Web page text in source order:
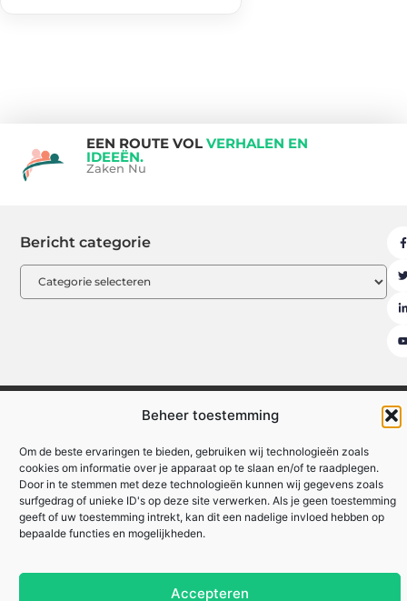
Beheer toestemming
Om de beste ervaringen te bieden, gebruiken wij technologieën zoals
cookies om informatie over je apparaat op te slaan en/of te raadplegen.
Door in te stemmen met deze technologieën kunnen wij gegevens zoals
surfgedrag of unieke ID's op deze site verwerken. Als je geen toestemming
geeft of uw toestemming intrekt, kan dit een nadelige invloed hebben op
bepaalde functies en mogelijkheden.
Accepteren
EEN ROUTE VOL VERHALEN EN
IDEEËN.
Zaken Nu
Bericht categorie
Artikel plaatsen Beroemdheden
Uit De Media
Nederlandse linkbuilding: hoe jij je website naar de top van Google tilt
Linkbuilding geld verdienen: hoe jij online inkomsten kunt genereren